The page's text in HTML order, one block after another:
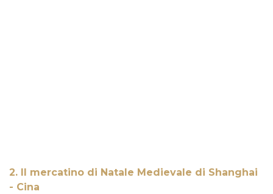
2. Il mercatino di Natale Medievale di Shanghai
- Cina